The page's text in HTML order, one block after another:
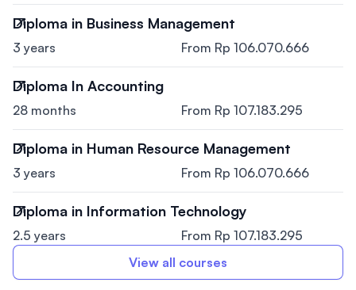
Diploma in Business Management
3 years From Rp 106.070.666
Diploma In Accounting
28 months From Rp 107.183.295
Diploma in Human Resource Management
3 years From Rp 106.070.666
Diploma in Information Technology
2.5 years
From Rp 107.183.295
View all courses